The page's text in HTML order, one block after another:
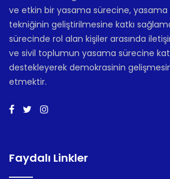
ve etkin bir yasama sürecine, yasama
tekniğinin geliştirilmesine katkı
sürecinde rol alan kişiler arasında
ve sivil toplumun yasama sürecine
destekleyerek demokrasinin
etmektir.
Faydalı Linkler